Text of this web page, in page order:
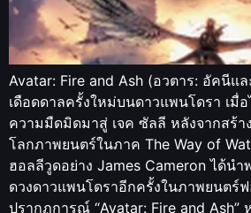
Avatar: Fire and Ash (อวตาร: อัคนีแ
เดือดดาลครั้งใหม่บนดาวแพนโดรา เมื่
ความมืดมิดมาสู่ เจค ซัลลี หลังจากสร้า
โลกภาพยนตร์ในภาค The Way of
ฮอลลีวูดอย่าง James Cameron ได้น
ดวงดาวแพนโดราอีกครั้งในภาพยนตร์
ปรากฏการณ์ “Avatar: Fire and Ash”